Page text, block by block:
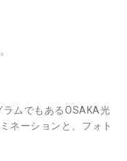
ムでもあるOSAKA光
ネーションと、フォト